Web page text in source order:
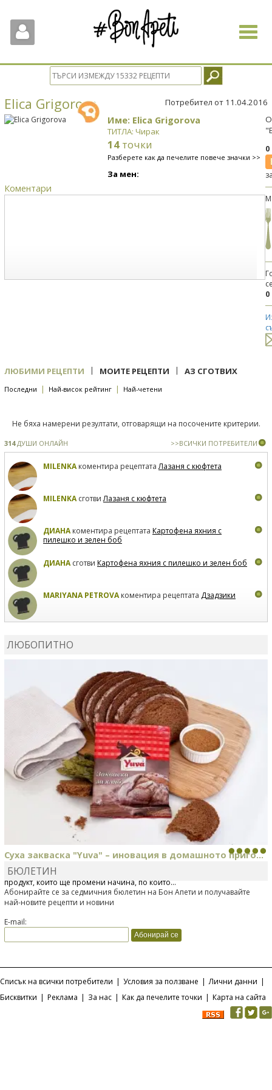
Toggle
Elica Grigorova Потребител от 11.04.2016
Име: Elica Grigorova
ТИТЛА: Чирак
14 точки
Разберете как да печелите повече значки >>
За мен:
Коментари
0
ЛЮБИМИ РЕЦЕПТИ | МОИТЕ РЕЦЕПТИ | АЗ СГОТВИХ
Последни | Най-висок рейтинг | Най-четени
Не бяха намерени резултати, отговарящи на посочените критерии.
314ДУШИ ОНЛАЙН >>ВСИЧКИ ПОТРЕБИТЕЛИ
MILENKAкоментира рецептатаЛазаня с кюфтета
MILENKAсготвиЛазаня с кюфтета
ДИАНАкоментира рецептата Картофена яхния с
пилешко и зелен боб
ДИАНАсготви Картофена яхния с пилешко и зелен боб
MARIYANA PETROVAкоментира рецептата Дзадзики
ЛЮБОПИТНО
Суха закваска "Yuva" – иновация в домашното приго...
Отскоро Лесафр България стартира предлагането на изцяло нов
продукт, който ще промени начина, по който...
БЮЛЕТИН
Абонирайте се за седмичния бюлетин на Бон Апети и получавайте
най-новите рецепти и новини
E-mail:
Списък на всички потребители | Условия за ползване | Лични данни |
Бисквитки | Реклама | За нас | Как да печелите точки | Карта на сайта